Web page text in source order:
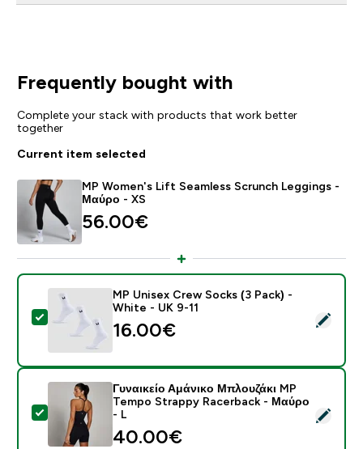
Frequently bought with
Complete your stack with products that work better
together
Current item selected
MP Women's Lift Seamless Scrunch Leggings -
Μαύρο - XS
56.00€‎
Select this product - MP Unisex Crew Socks (3 Pack)
MP Unisex Crew Socks (3 Pack) -
White - UK 9-11
16.00€‎
Select this product - Γυναικείο Αμάνικο Μπλουζάκι
Γυναικείο Αμάνικο Μπλουζάκι MP
Tempo Strappy Racerback - Μαύρο
- L
40.00€‎